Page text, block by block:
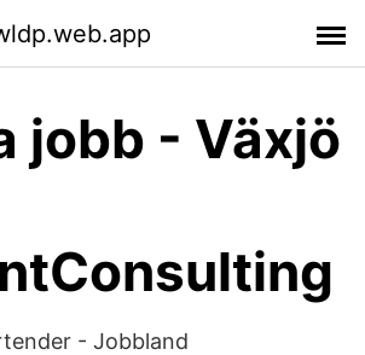
jobb - Växjö
- Jobbland